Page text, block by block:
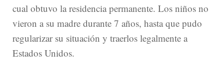
cual obtuvo la residencia permanente. Los niños no
vieron a su madre durante 7 años, hasta que pudo
regularizar su situación y traerlos legalmente a
Estados Unidos.